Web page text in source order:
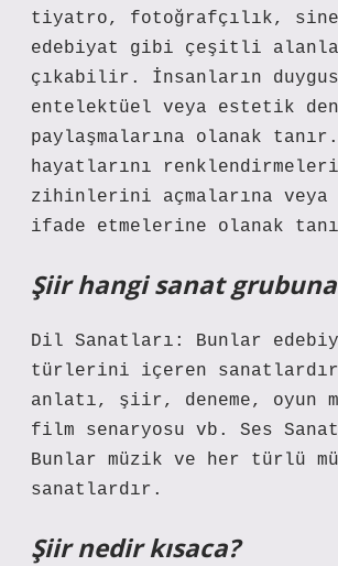
tiyatro, fotoğrafçılık,
edebiyat gibi çeşitli
çıkabilir. İnsanların
entelektüel veya estetik
paylaşmalarına olanak
hayatlarını
zihinlerini açmalarına veya
ifade etmelerine olanak
Şiir hangi sanat
Dil Sanatları: Bunlar
türlerini içeren sanatlardır.
anlatı, şiir, deneme, oyun
film senaryosu vb. Ses
Bunlar müzik ve her türlü
sanatlardır.
Şiir nedir kısaca?